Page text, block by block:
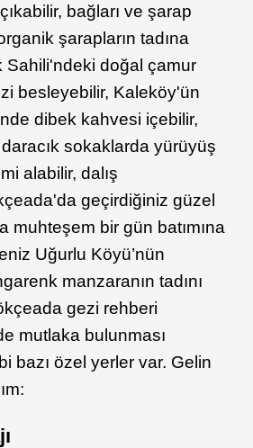
bağları ve şarap
şarapların tadına
Sahili'ndeki doğal çamur
besleyebilir, Kaleköy'ün
dibek kahvesi içebilir,
daracık sokaklarda yürüyüş
alabilir, dalış
geçirdiğiniz güzel
muhteşem bir gün batımına
Uğurlu Köyü’nün
manzaranın tadını
gezi rehberi
mutlaka bulunması
bazı özel yerler var. Gelin